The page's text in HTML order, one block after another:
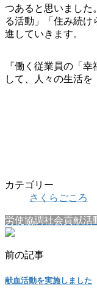
つあると思いました
る活動」「住み続け
進していきます。
『働く従業員の「
して、人々の生活を
カテゴリー
さくらごころ
労使協調社会貢献活
前の記事
献血活動を実施しました